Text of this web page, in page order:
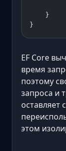
    }
}
EF Core
время
поэтому
запроса и
оставляет
этом